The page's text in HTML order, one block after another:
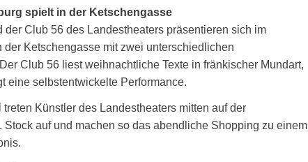
spielt in der Ketschengasse
der Club 56 des Landestheaters präsentieren sich im
der Ketschengasse mit zwei unterschiedlichen
Club 56 liest weihnachtliche Texte in fränkischer Mundart,
eine selbstentwickelte Performance.
treten Künstler des Landestheaters mitten auf der
Stock auf und machen so das abendliche Shopping zu einem